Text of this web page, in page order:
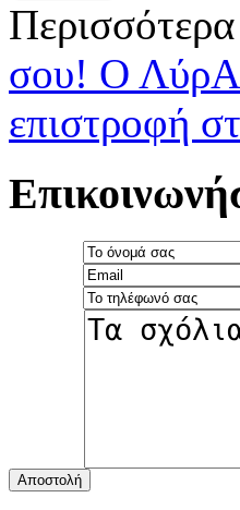
σου! Ο
επιστροφή
Αποστολή